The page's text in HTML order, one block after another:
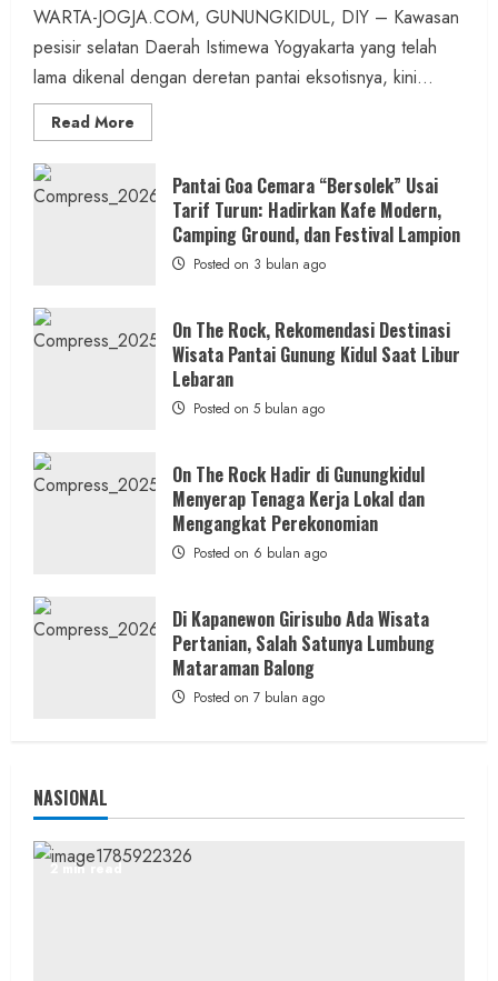
admin Posted on 17 jam ago
Berita KUA Sewon Bantul DIY
KUA Sewon Lakukan Penataan Organisasi,
Jaga Layanan Tetap Optimal
Pascapenugasan Pegawai
Berita Daerah SOSIAL
Di Tengah Kemarau Panjang dan Kendala
PDAM, Aksi Sosial Wartajogja dan Donatur
Posted on 22 jam ago
WARTA-JOGJA.COM, GUNUNGKIDUL, DIY – Kawasan
pesisir selatan Daerah Istimewa Yogyakarta yang telah
lama dikenal dengan deretan pantai eksotisnya, kini...
Read More
more
ROCK
Gunungkidul
Hadirkan
Konsep
Baru,
Padukan
Wisata
Kekinian
Pantai Goa Cemara “Bersolek” Usai
Tarif Turun: Hadirkan Kafe Modern,
Camping Ground, dan Festival Lampion
Posted on 3 bulan ago
On The Rock, Rekomendasi Destinasi
Wisata Pantai Gunung Kidul Saat Libur
Lebaran
Posted on 5 bulan ago
On The Rock Hadir di Gunungkidul
Menyerap Tenaga Kerja Lokal dan
Mengangkat Perekonomian
Posted on 6 bulan ago
Di Kapanewon Girisubo Ada Wisata
Pertanian, Salah Satunya Lumbung
Mataraman Balong
Posted on 7 bulan ago
NASIONAL
2 min read